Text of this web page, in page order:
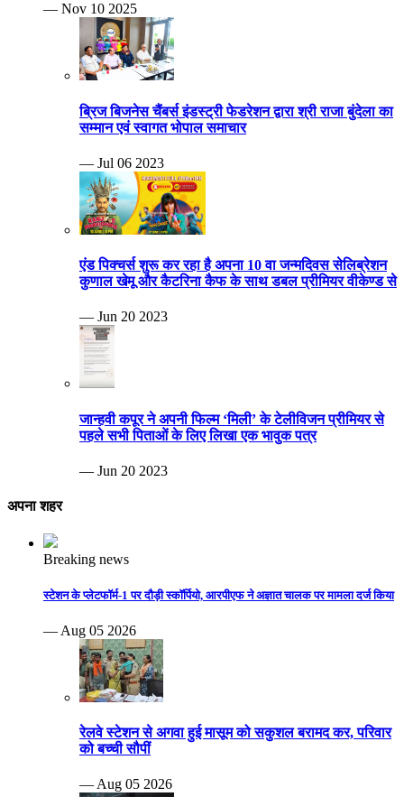
— Nov 10 2025
ब्रिज बिजनेस चैंबर्स इंडस्ट्री फेडरेशन द्वारा श्री राजा बुंदेला का
सम्मान एवं स्वागत भोपाल समाचार
— Jul 06 2023
एंड पिक्चर्स शुरू कर रहा है अपना 10 वा जन्मदिवस सेलिब्रेशन
कुणाल खेमू और कैटरिना कैफ के साथ डबल प्रीमियर वीकेण्ड से
— Jun 20 2023
जान्हवी कपूर ने अपनी फिल्म ‘मिली’ के टेलीविजन प्रीमियर से
पहले सभी पिताओं के लिए लिखा एक भावुक पत्र
— Jun 20 2023
अपना शहर
Breaking news
स्टेशन के प्लेटफॉर्म-1 पर दौड़ी स्कॉर्पियो, आरपीएफ ने अज्ञात चालक पर मामला दर्ज किया
— Aug 05 2026
रेलवे स्टेशन से अगवा हुई मासूम को सकुशल बरामद कर, परिवार
को बच्ची सौपीं
— Aug 05 2026